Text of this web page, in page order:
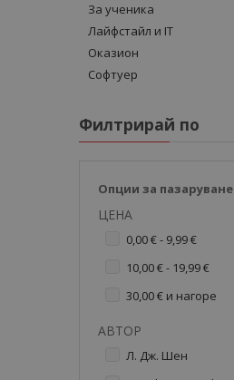
За ученика
Лайфстайл и IT
Оказион
Софтуер
Филтрирай по
Опции за пазаруване
ЦЕНА
0,00 €- 9,99 €
10,00 €- 19,99 €
30,00 € и нагоре
АВТОР
Л. Дж. Шен